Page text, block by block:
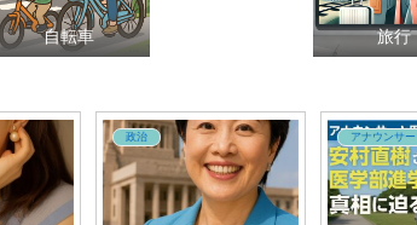
自転車 旅行
政治 アナウンサー